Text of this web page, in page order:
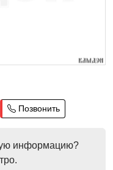
Позвонить
информацию?